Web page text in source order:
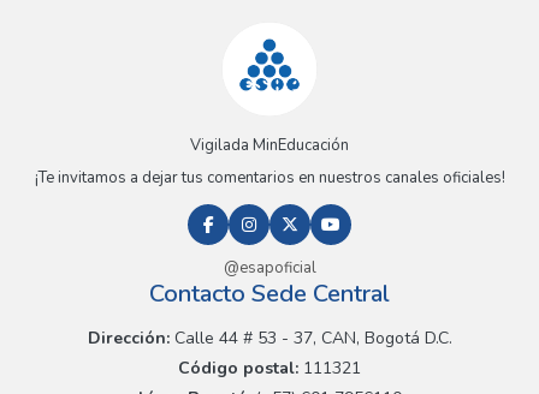
Vigilada MinEducación
¡Te invitamos a dejar tus comentarios en nuestros canales oficiales!
@esapoficial
Contacto Sede Central
Dirección:Calle 44 # 53 - 37, CAN, Bogotá D.C.
Código postal: 111321